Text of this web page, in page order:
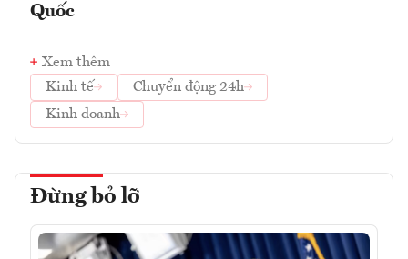
Quốc
Xem thêm
Kinh tế
Chuyển động 24h
Kinh doanh
Đừng bỏ lỡ